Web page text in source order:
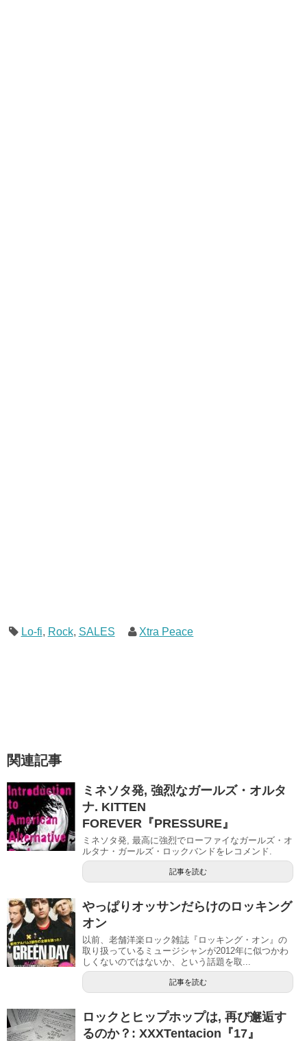
Lo-fi, Rock, SALES Xtra Peace
関連記事
ミネソタ発, 強烈なガールズ・オルタ
ナ. KITTEN
FOREVER『PRESSURE』
ミネソタ発, 最高に強烈でローファイなガールズ・オ
ルタナ・ガールズ・ロックバンドをレコメンド.
記事を読む
やっぱりオッサンだらけのロッキング
オン
以前、老舗洋楽ロック雑誌『ロッキング・オン』の
取り扱っているミュージシャンが2012年に似つかわ
しくないのではないか、という話題を取...
記事を読む
ロックとヒップホップは, 再び邂逅す
るのか？: XXXTentacion『17』